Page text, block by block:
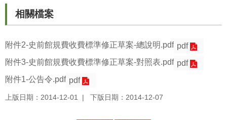
善
措
服
務
服
務
相關檔案
附件2-史前館規費收費標準修正草案-總說明.pdf pdf
附件3-史前館規費收費標準修正草案-對照表.pdf pdf
附件1-公告令.pdf pdf
上版日期：2014-12-01 下版日期：2014-12-07